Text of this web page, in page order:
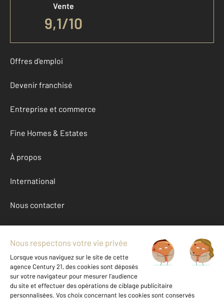
Vente
9,1/10
Offres d'emploi
Devenir franchisé
Entreprise et commerce
Fine Homes & Estates
À propos
International
Nous contacter
Mentions légales & CGU et Barèmes d'honoraires
Données personnelles
Gestionnaire des cookies